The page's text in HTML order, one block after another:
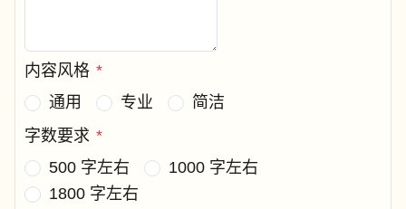
内容风格 *
通用
专业
简洁
字数要求 *
500 字左右
1000 字左右
1800 字左右